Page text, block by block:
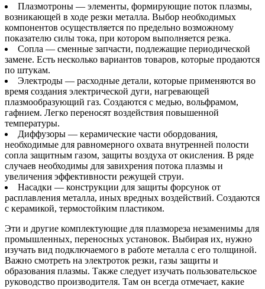
Плазмотроны — элементы, формирующие поток плазмы,
возникающей в ходе резки металла. Выбор необходимых
компонентов осуществляется по предельно возможному
показателю силы тока, при котором выполняется резка.
Сопла — сменные запчасти, подлежащие периодической
замене. Есть несколько вариантов товаров, которые продаются
по штукам.
Электроды — расходные детали, которые применяются во
время создания электрической дуги, нагревающей
плазмообразующий газ. Создаются с медью, вольфрамом,
гафнием. Легко переносят воздействия повышенной
температуры.
Диффузоры — керамические части обордования,
необходимые для равномерного охвата внутренней полости
сопла защитным газом, защиты воздуха от окисления. В ряде
случаев необходимы для завихрения потока плазмы и
увеличения эффективности режущей струи.
Насадки — конструкции для защиты форсунок от
расплавления металла, иных вредных воздействий. Создаются
с керамикой, термостойким пластиком.
Эти и другие комплектующие для плазмореза незаменимы для
промышленных, переносных установок. Выбирая их, нужно
изучать вид подключаемого в работе металла с его толщиной.
Важно смотреть на электроток резки, газы защиты и
образования плазмы. Также следует изучать пользовательское
руководство производителя. Там он всегда отмечает, какие